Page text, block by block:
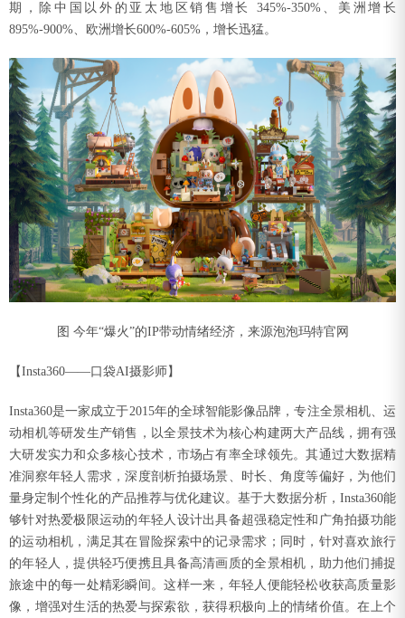
期，除中国以外的亚太地区销售增长 345%-350%、美洲增长
895%-900%、欧洲增长600%-605%，增长迅猛。
图 今年“爆火”的IP带动情绪经济，来源泡泡玛特官网
【Insta360——口袋AI摄影师】
Insta360是一家成立于2015年的全球智能影像品牌，专注全景相机、运
动相机等研发生产销售，以全景技术为核心构建两大产品线，拥有强
大研发实力和众多核心技术，市场占有率全球领先。其通过大数据精
准洞察年轻人需求，深度剖析拍摄场景、时长、角度等偏好，为他们
量身定制个性化的产品推荐与优化建议。基于大数据分析，Insta360能
够针对热爱极限运动的年轻人设计出具备超强稳定性和广角拍摄功能
的运动相机，满足其在冒险探索中的记录需求；同时，针对喜欢旅行
的年轻人，提供轻巧便携且具备高清画质的全景相机，助力他们捕捉
旅途中的每一处精彩瞬间。这样一来，年轻人便能轻松收获高质量影
像，增强对生活的热爱与探索欲，获得积极向上的情绪价值。在上个